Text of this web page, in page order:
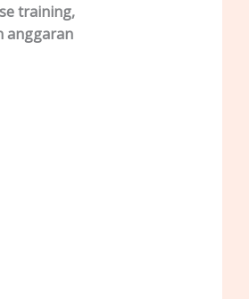
training,
anggaran